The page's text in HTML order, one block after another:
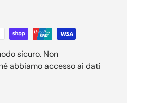
sicuro. Non
abbiamo accesso ai dati